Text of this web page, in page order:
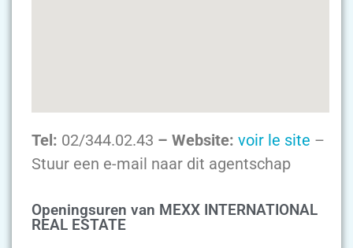
Tel: 02/344.02.43 – Website: voir le site –
Stuur een e-mail naar dit agentschap
Openingsuren van MEXX INTERNATIONAL
REAL ESTATE